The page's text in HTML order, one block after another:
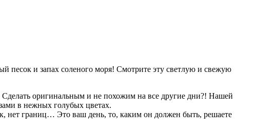
песок и запах соленого моря! Смотрите эту светлую и свежую
Сделать оригинальным и не похожим на все другие дни?! Нашей
в нежных голубых цветах.
нет границ… Это ваш день, то, каким он должен быть, решаете